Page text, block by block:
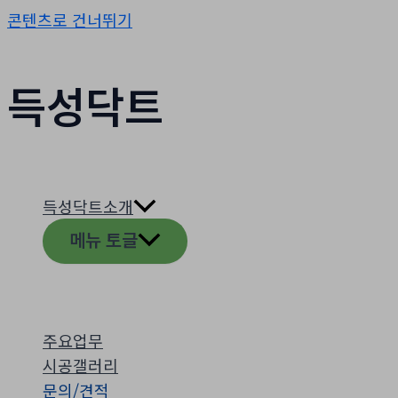
콘텐츠로 건너뛰기
득성닥트
득성닥트소개
메뉴 토글
주요업무
시공갤러리
문의/견적